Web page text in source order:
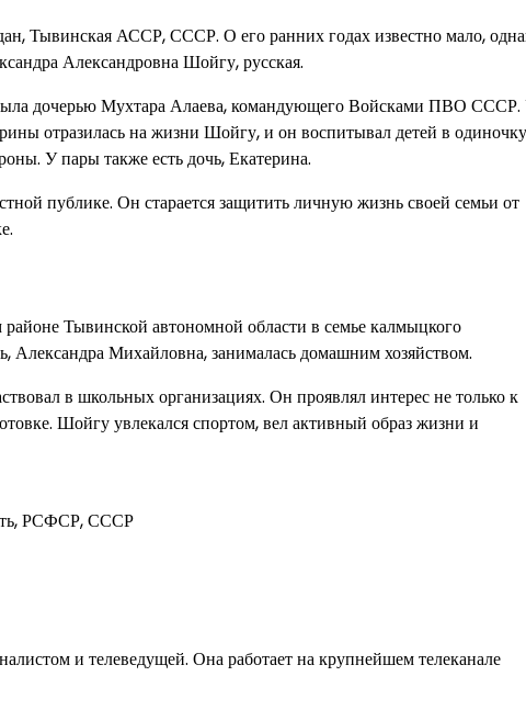
Тывинская АССР, СССР. О его ранних годах известно мало,
Александровна Шойгу, русская.
дочерью Мухтара Алаева, командующего Войсками ПВО
отразилась на жизни Шойгу, и он воспитывал детей в
У пары также есть дочь, Екатерина.
публике. Он старается защитить личную жизнь своей семьи от
Тывинской автономной области в семье калмыцкого
Александра Михайловна, занималась домашним хозяйством.
в школьных организациях. Он проявлял интерес не только к
Шойгу увлекался спортом, вел активный образ жизни и
РСФСР, СССР
и телеведущей. Она работает на крупнейшем телеканале